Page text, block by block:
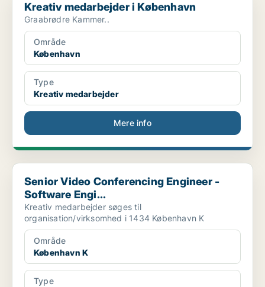
Kreativ medarbejder i København
Graabrødre Kammer..
Område
København
Type
Kreativ medarbejder
Mere info
Senior Video Conferencing Engineer - Software Engi...
Senior Video Conferencing Engineer -
Software Engi...
Kreativ medarbejder søges til
organisation/virksomhed i 1434 København K
Område
København K
Type